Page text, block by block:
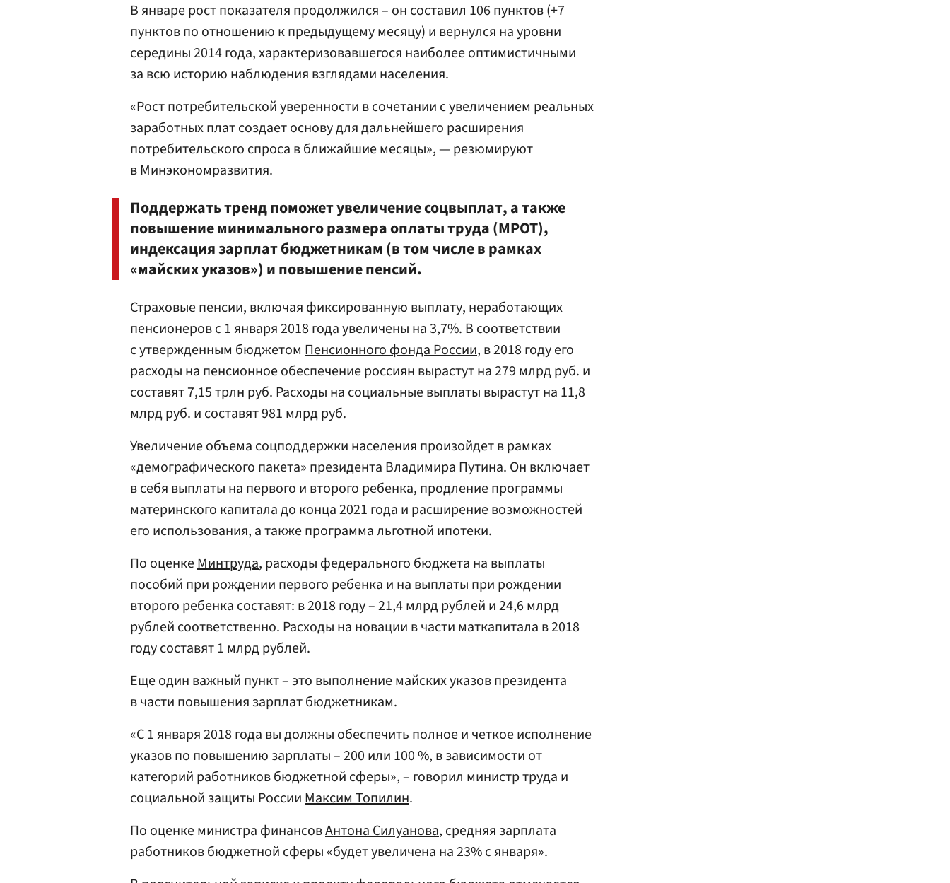
В январе рост показателя продолжился – он составил 106 пунктов (+7
пунктов по отношению к предыдущему месяцу) и вернулся на уровни
середины 2014 года, характеризовавшегося наиболее оптимистичными
за всю историю наблюдения взглядами населения.
«Рост потребительской уверенности в сочетании с увеличением реальных
заработных плат создает основу для дальнейшего расширения
потребительского спроса в ближайшие месяцы», — резюмируют
в Минэкономразвития.
Поддержать тренд поможет увеличение соцвыплат, а также
повышение минимального размера оплаты труда (МРОТ),
индексация зарплат бюджетникам (в том числе в рамках
«майских указов») и повышение пенсий.
Страховые пенсии, включая фиксированную выплату, неработающих
пенсионеров с 1 января 2018 года увеличены на 3,7%. В соответствии
с утвержденным бюджетом Пенсионного фонда России, в 2018 году его
расходы на пенсионное обеспечение россиян вырастут на 279 млрд руб. и
составят 7,15 трлн руб. Расходы на социальные выплаты вырастут на 11,8
млрд руб. и составят 981 млрд руб.
Увеличение объема соцподдержки населения произойдет в рамках
«демографического пакета» президента Владимира Путина. Он включает
в себя выплаты на первого и второго ребенка, продление программы
материнского капитала до конца 2021 года и расширение возможностей
его использования, а также программа льготной ипотеки.
По оценкеМинтруда, расходы федерального бюджета на выплаты
пособий при рождении первого ребенка и на выплаты при рождении
второго ребенка составят: в 2018 году – 21,4 млрд рублей и 24,6 млрд
рублей соответственно. Расходы на новации в части маткапитала в 2018
году составят 1 млрд рублей.
Еще один важный пункт – это выполнение майских указов президента
в части повышения зарплат бюджетникам.
«С 1 января 2018 года вы должны обеспечить полное и четкое исполнение
указов по повышению зарплаты – 200 или 100 %, в зависимости от
категорий работников бюджетной сферы», – говорил министр труда и
социальной защиты РоссииМаксим Топилин.
По оценке министра финансовАнтона Силуанова, средняя зарплата
работников бюджетной сферы «будет увеличена на 23% с января».